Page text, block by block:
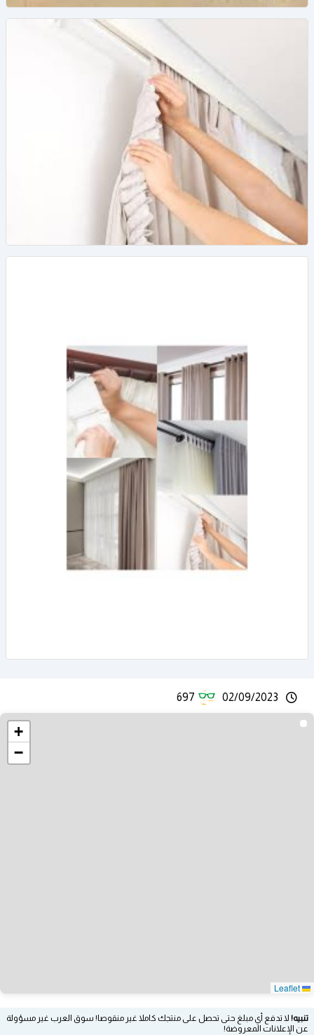
02/09/2023
697
+
−
تنبيه! لا تدفع أي مبلغ حتى تحصل على منتجك كاملا غير منقوصا! سوق العرب غير مسؤولة
عن الإعلانات المعروضة!